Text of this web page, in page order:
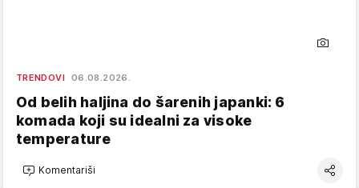
TRENDOVI 06.08.2026.
Od belih haljina do šarenih japanki: 6
komada koji su idealni za visoke
temperature
Komentariši